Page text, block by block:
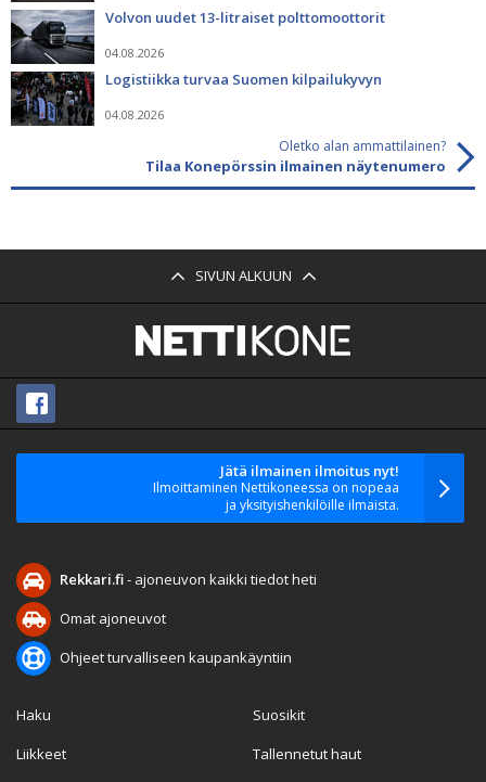
Volvon uudet 13-litraiset polttomoottorit
04.08.2026
Logistiikka turvaa Suomen kilpailukyvyn
04.08.2026
Oletko alan ammattilainen?
Tilaa Konepörssin ilmainen näytenumero
SIVUN ALKUUN
Jätä ilmainen ilmoitus nyt!
Ilmoittaminen Nettikoneessa on nopeaa
ja yksityishenkilöille ilmaista.
Rekkari.fi- ajoneuvon kaikki tiedot heti
Omat ajoneuvot
Ohjeet turvalliseen kaupankäyntiin
Haku
Liikkeet
Suosikit
Tallennetut haut